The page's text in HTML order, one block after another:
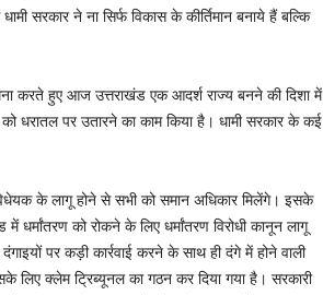
सरकार ने ना सिर्फ विकास के कीर्तिमान बनाये हैं बल्कि
करते हुए आज उत्तराखंड एक आदर्श राज्य बनने की दिशा में
पर उतारने का काम किया है। धामी सरकार के कई
के लागू होने से सभी को समान अधिकार मिलेंगे। इसके
धर्मांतरण को रोकने के लिए धर्मांतरण विरोधी कानून लागू
पर कड़ी कार्रवाई करने के साथ ही दंगे में होने वाली
लिए क्लेम ट्रिब्यूनल का गठन कर दिया गया है। सरकारी